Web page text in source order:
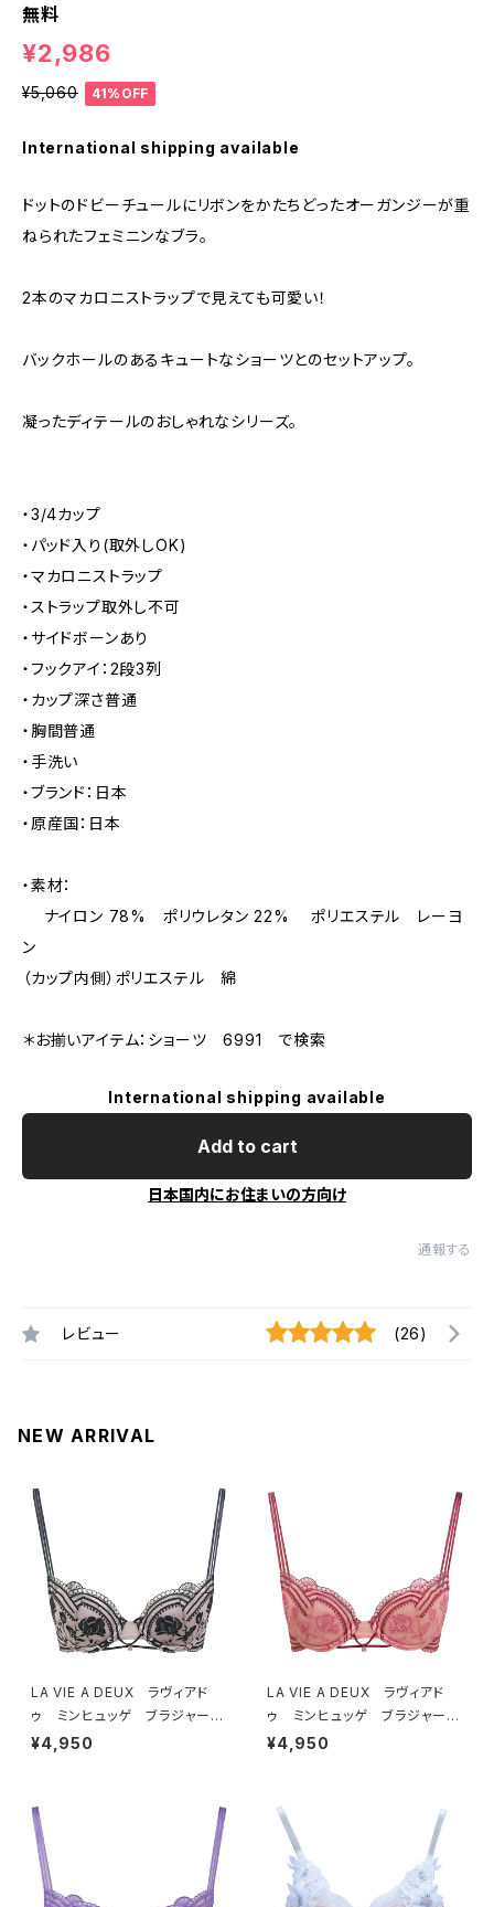
無料
¥2,986
¥5,060 41%OFF
International shipping available
ドットのドビーチュールにリボンをかたちどったオーガンジーが重
ねられたフェミニンなブラ。
2本のマカロニストラップで見えても可愛い！
バックホールのあるキュートなショーツとのセットアップ。
凝ったディテールのおしゃれなシリーズ。
・3/4カップ
・パッド入り(取外しOK)
・マカロニストラップ
・ストラップ取外し不可
・サイドボーンあり
・フックアイ：2段3列
・カップ深さ普通
・胸間普通
・手洗い
・ブランド：日本
・原産国：日本
・素材：
ナイロン 78% ポリウレタン 22% ポリエステル レーヨ
ン
（カップ内側）ポリエステル 綿
＊お揃いアイテム：ショーツ 6991 で検索
International shipping available
Add to cart
日本国内にお住まいの方向け
通報する
レビュー (26)
NEW ARRIVAL
LA VIE A DEUX ラヴィアド
ゥ ミンヒュッゲ ブラジャー
（ブラック）BRA BLACK 2249
¥4,950
LA VIE A DEUX ラヴィアド
ゥ ミンヒュッゲ ブラジャー
（ヒュッゲオレンジ）BRA HYGG
¥4,950